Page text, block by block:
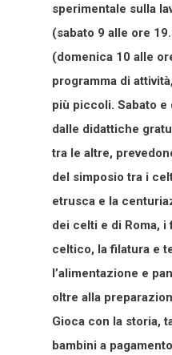
sperimentale sulla
(sabato 9 alle ore
(domenica 10 alle
programma di
più piccoli. Sabato e
dalle didattiche
tra le altre,
del simposio tra i
etrusca e la
dei celti e di Roma,
celtico, la filatura e
l’alimentazione e
oltre alla
Gioca con la
bambini a